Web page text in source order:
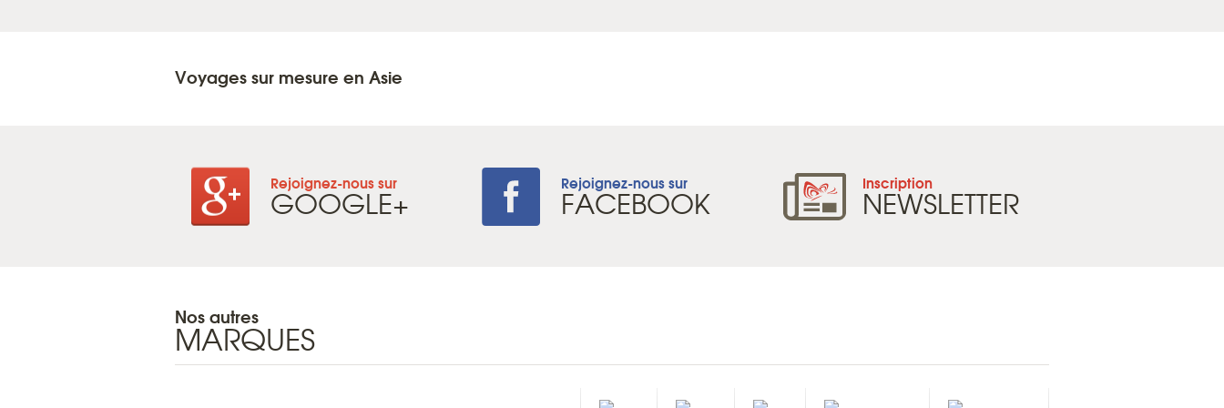
Voyages sur mesure en Asie
Rejoignez-nous sur
GOOGLE+ Rejoignez-nous sur
FACEBOOK Inscription
NEWSLETTER
Nos autres
MARQUES